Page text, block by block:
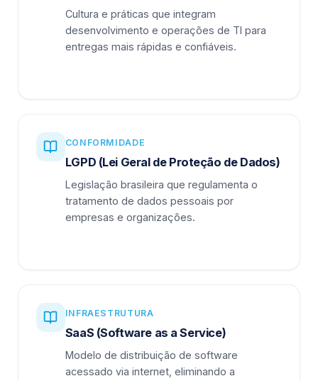
Cultura e práticas que integram
desenvolvimento e operações de TI para
entregas mais rápidas e confiáveis.
CONFORMIDADE
LGPD (Lei Geral de Proteção de Dados)
Legislação brasileira que regulamenta o
tratamento de dados pessoais por
empresas e organizações.
INFRAESTRUTURA
SaaS (Software as a Service)
Modelo de distribuição de software
acessado via internet, eliminando a